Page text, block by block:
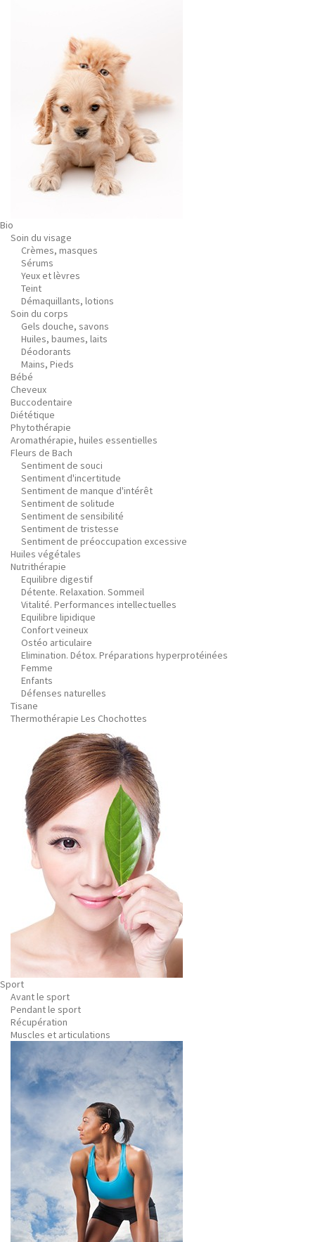
Bio
Soin du visage
Crèmes, masques
Sérums
Yeux et lèvres
Teint
Démaquillants, lotions
Soin du corps
Gels douche, savons
Huiles, baumes, laits
Déodorants
Mains, Pieds
Bébé
Cheveux
Buccodentaire
Diététique
Phytothérapie
Aromathérapie, huiles essentielles
Fleurs de Bach
Sentiment de souci
Sentiment d'incertitude
Sentiment de manque d'intérêt
Sentiment de solitude
Sentiment de sensibilité
Sentiment de tristesse
Sentiment de préoccupation excessive
Huiles végétales
Nutrithérapie
Equilibre digestif
Détente. Relaxation. Sommeil
Vitalité. Performances intellectuelles
Equilibre lipidique
Confort veineux
Ostéo articulaire
Elimination. Détox. Préparations hyperprotéinées
Femme
Enfants
Défenses naturelles
Tisane
Thermothérapie Les Chochottes
Sport
Avant le sport
Pendant le sport
Récupération
Muscles et articulations